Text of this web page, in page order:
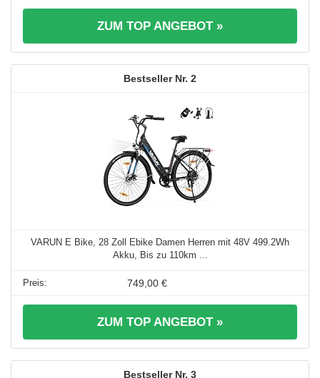
ZUM TOP ANGEBOT »
2
VARUN E Bike, 28 Zoll Ebike Damen Herren mit 48V 499.2Wh
Akku, Bis zu 110km ...
749,00 €
ZUM TOP ANGEBOT »
3